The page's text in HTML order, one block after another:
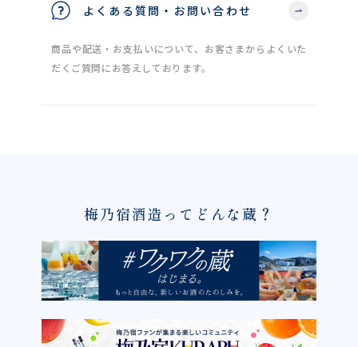
よくある質問・お問い合わせ
商品や配送・お支払いについて、お客さまからよくいた
だくご質問にお答えしております。
梅乃宿酒造ってどんな蔵？